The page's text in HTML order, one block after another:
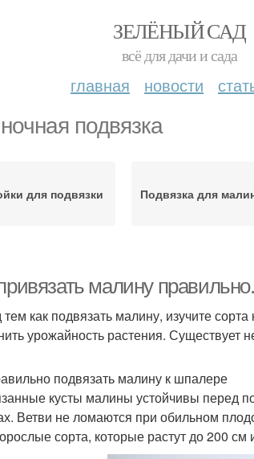
ЗЕЛЁНЫЙ САД
всё для дачи и сада
главная новости
подвязка
для подвязки Подвязка для
малину
как подвязать малину, изучите
урожайность растения. Существует
подвязать малину к шпалере
кусты малины устойчивы перед
Ветви не ломаются при обильном
сорта, которые растут до 200